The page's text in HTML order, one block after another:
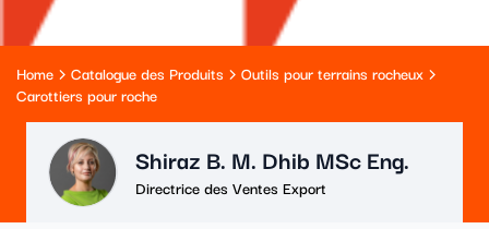
Home Catalogue des Produits
Outils pour terrains rocheux
Carottiers pour roche
Shiraz B. M. Dhib MSc Eng.
Directrice des Ventes Export